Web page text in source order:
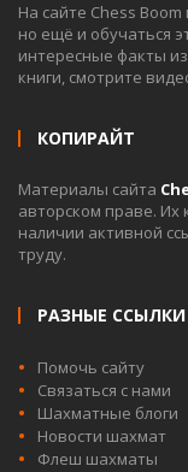
На сайте Chess
но ещё и обучаться
интересные факты
книги, смотрите
КОПИРАЙТ
Материалы сайта
авторском праве. Их
наличии активной
труду.
РАЗНЫЕ ССЫЛКИ
Помочь сайту
Связаться с нами
Шахматные блоги
Новости шахмат
Флеш шахматы